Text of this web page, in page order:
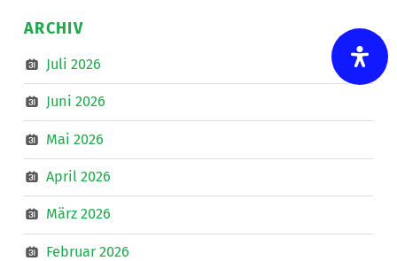
ARCHIV
Juli 2026
Juni 2026
Mai 2026
April 2026
März 2026
Februar 2026